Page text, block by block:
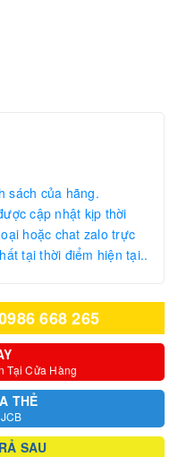
sách của hãng.
cập nhật kịp thời
hoặc chat zalo trực
tại thời điểm hiện tại..
668 265
Tại Cửa Hàng
THẺ
SAU